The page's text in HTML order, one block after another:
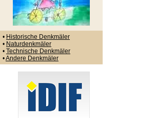
• Historische Denkmäler
• Naturdenkmäler
• Technische Denkmäler
•Andere Denkmäler